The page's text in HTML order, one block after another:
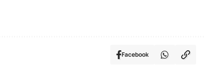
Facebook